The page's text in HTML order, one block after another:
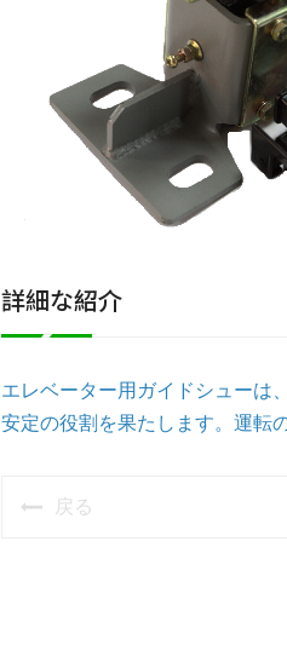
詳細な紹介
エレベーター用ガイドシューは
安定の役割を果たします。運転
戻る